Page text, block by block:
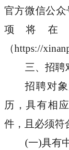
官方微信公
项将在
（https://
三、招聘
招聘对
历，具有相
件，且必须符
(一)具有